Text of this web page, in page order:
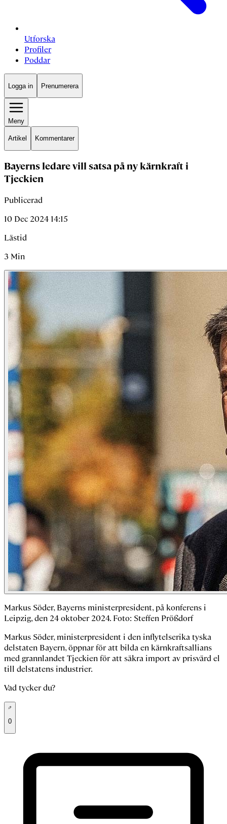
Utforska
Profiler
Poddar
Logga in Prenumerera
Meny
Artikel Kommentarer
Bayerns ledare vill satsa på ny kärnkraft i
Tjeckien
Publicerad
10 Dec 2024 14:15
Lästid
3 Min
Markus Söder, Bayerns ministerpresident, på konferens i
Leipzig, den 24 oktober 2024. Foto: Steffen Prößdorf
Markus Söder, ministerpresident i den inflytelserika tyska
delstaten Bayern, öppnar för att bilda en kärnkraftsallians
med grannlandet Tjeckien för att säkra import av prisvärd el
till delstatens industrier.
Vad tycker du?
0